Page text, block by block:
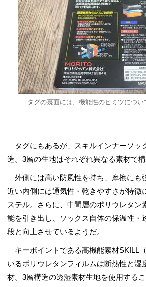
タグの裏面には、機能性のヒミツについ
タグにもあるが、スキルインナーソッ
造。3層の生地はそれぞれ異なる素材で構
外側には高い防風性を持ち、摩擦にも
近い内側には通気性・乾きやすさが特徴
ステル。さらに、中間層のポリウレタン
能を引き出し、ソックス自体の保温性・
段と向上させているようだ。
キーポイントである高機能素材SKILL
いるポリウレタンフィルムは断熱性と湿
材。3層構造の透湿素材生地を使用する